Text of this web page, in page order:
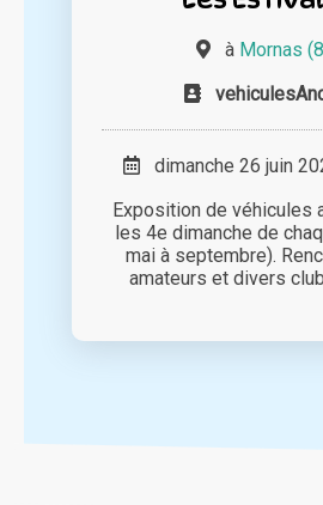
à Mornas
dimanche 26 juin
Exposition de véhicules
les 4e dimanche de
mai à septembre).
amateurs et divers